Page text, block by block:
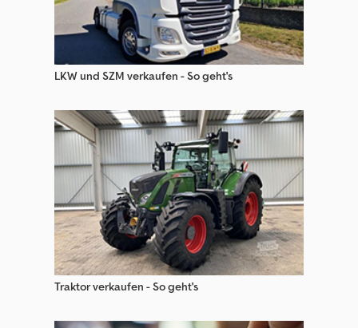
Web Trailers Anhänger Pritsche & Plane
Web Trailers Anhänger Wechselfahrgestell
Web Trailers Auflieger Mit Arbeitsbühne
Web Trailers Auflieger Mit Pritsche & Plane
Web Trailers Auflieger Wechselfahrgestell
Web Trailers Getränkeauflieger
Web Trailers Kofferauflieger
LKW und SZM verkaufen - So geht's
Traktor verkaufen - So geht's